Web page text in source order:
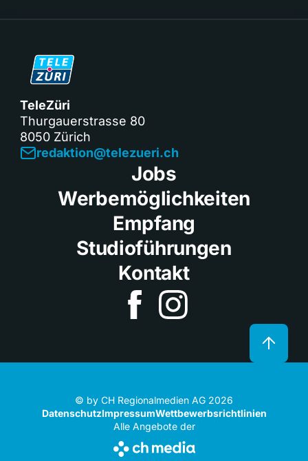
TeleZüri
Thurgauerstrasse 80
8050 Zürich
redaktion@telezueri.ch
Jobs
Werbemöglichkeiten
Empfang
Studioführungen
Kontakt
© by CH Regionalmedien AG 2026
DatenschutzImpressumWettbewerbsrichtlinien
Alle Angebote der